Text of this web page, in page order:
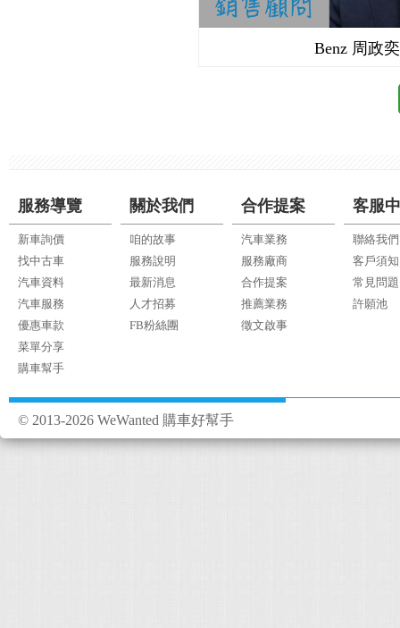
Benz 周政奕
服務導覽
新車詢價
找中古車
汽車資料
汽車服務
優惠車款
菜單分享
購車幫手
關於我們
咱的故事
服務說明
最新消息
人才招募
FB粉絲團
合作提案
汽車業務
服務廠商
合作提案
推薦業務
徵文啟事
客服
聯絡我們
客戶須知
常見問題
許願池
© 2013-2026 WeWanted 購車好幫手